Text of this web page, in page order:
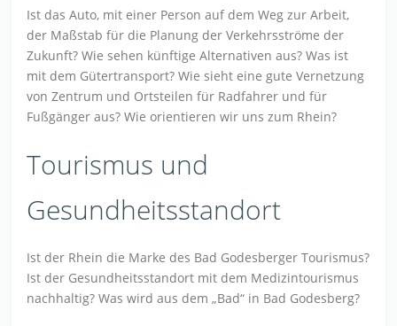
Ist das Auto, mit einer Person auf dem Weg zur Arbeit,
der Maßstab für die Planung der Verkehrsströme der
Zukunft? Wie sehen künftige Alternativen aus? Was ist
mit dem Gütertransport? Wie sieht eine gute Vernetzung
von Zentrum und Ortsteilen für Radfahrer und für
Fußgänger aus? Wie orientieren wir uns zum Rhein?
Tourismus und
Gesundheitsstandort
Ist der Rhein die Marke des Bad Godesberger Tourismus?
Ist der Gesundheitsstandort mit dem Medizintourismus
nachhaltig? Was wird aus dem „Bad“ in Bad Godesberg?